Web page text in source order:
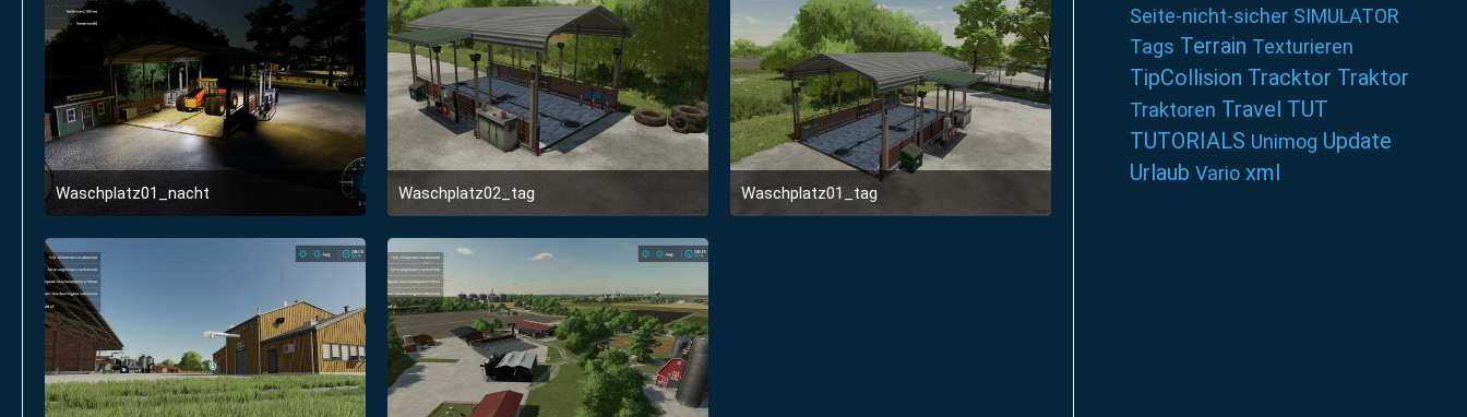
Waschplatz01_nacht
1. Januar 2022 um 22:55
Waschplatz02_tag
1. Januar 2022 um 22:54
1
Waschplatz01_tag
1. Januar 2022 um 22:54
Seite-nicht-sicher SIMULATOR
Tags Terrain Texturieren
TipCollision Tracktor Traktor
Traktoren Travel TUT
TUTORIALS Unimog Update
Urlaub Vario xml